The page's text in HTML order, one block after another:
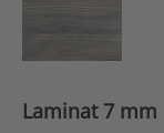
Laminat 7 mm